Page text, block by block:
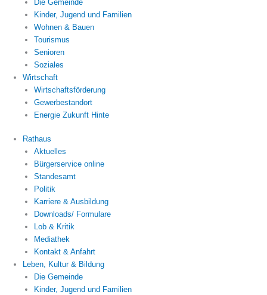
Die Gemeinde
Kinder, Jugend und Familien
Wohnen & Bauen
Tourismus
Senioren
Soziales
Wirtschaft
Wirtschaftsförderung
Gewerbestandort
Energie Zukunft Hinte
Rathaus
Aktuelles
Bürgerservice online
Standesamt
Politik
Karriere & Ausbildung
Downloads/ Formulare
Lob & Kritik
Mediathek
Kontakt & Anfahrt
Leben, Kultur & Bildung
Die Gemeinde
Kinder, Jugend und Familien